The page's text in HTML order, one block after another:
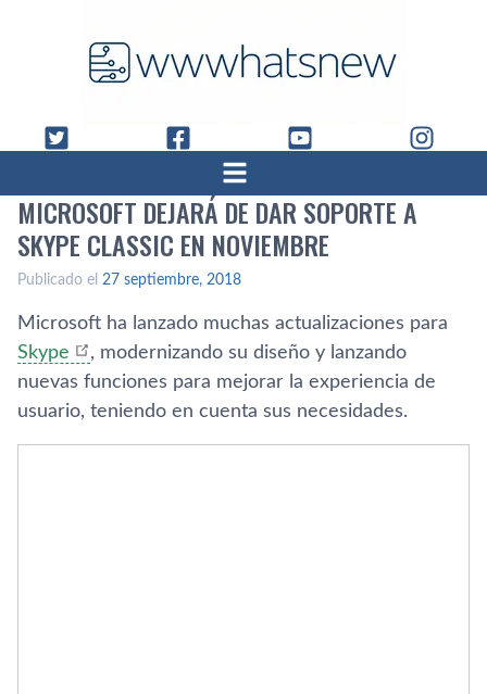
MICROSOFT DEJARÁ DE DAR SOPORTE A
SKYPE CLASSIC EN NOVIEMBRE
Publicado el 27 septiembre, 2018
Microsoft ha lanzado muchas actualizaciones para
Skype
, modernizando su diseño y lanzando
nuevas funciones para mejorar la experiencia de
usuario, teniendo en cuenta sus necesidades.